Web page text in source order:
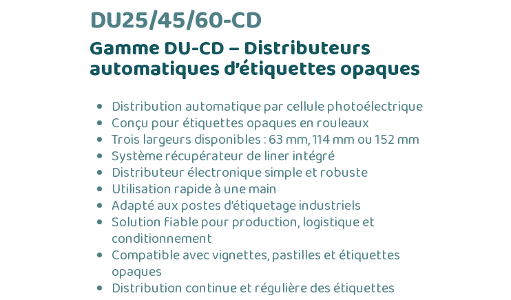
DU25/45/60-CD
Gamme DU-CD – Distributeurs
automatiques d’étiquettes opaques
Distribution automatique par cellule photoélectrique
Conçu pour étiquettes opaques en rouleaux
Trois largeurs disponibles : 63 mm, 114 mm ou 152 mm
Système récupérateur de liner intégré
Distributeur électronique simple et robuste
Utilisation rapide à une main
Adapté aux postes d’étiquetage industriels
Solution fiable pour production, logistique et
conditionnement
Compatible avec vignettes, pastilles et étiquettes
opaques
Distribution continue et régulière des étiquettes